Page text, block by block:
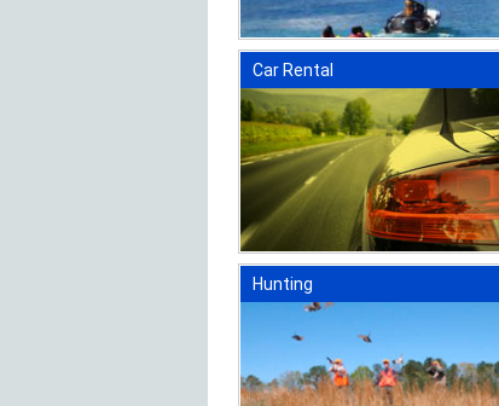
Car Rental
Hunting